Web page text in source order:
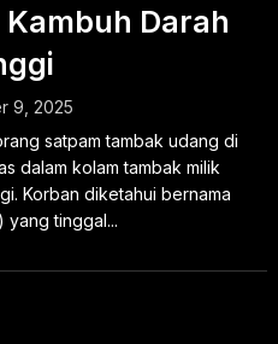
Darah
9, 2025
satpam tambak udang di
dalam kolam tambak milik
Korban diketahui bernama
tinggal...